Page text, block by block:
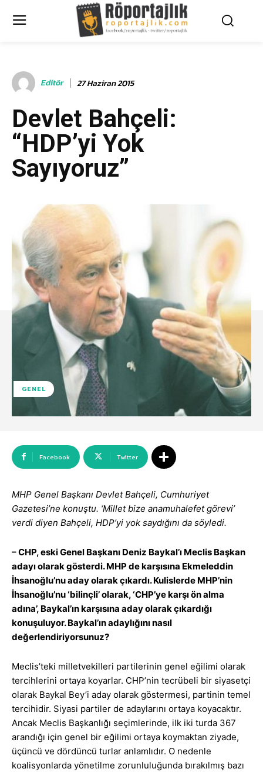
Editör 27 Haziran 2015
Devlet Bahçeli:
“HDP’yi Yok
Sayıyoruz”
GENEL
Facebook Twitter
MHP Genel Başkanı Devlet Bahçeli, Cumhuriyet
Gazetesi’ne konuştu. ‘Millet bize anamuhalefet görevi’
verdi diyen Bahçeli, HDP’yi yok saydığını da söyledi.
– CHP, eski Genel Başkanı Deniz Baykal’ı Meclis Başkan
adayı olarak gösterdi. MHP de karşısına Ekmeleddin
İhsanoğlu’nu aday olarak çıkardı. Kulislerde MHP’nin
İhsanoğlu’nu ‘bilinçli’ olarak, ‘CHP’ye karşı ön alma
adına’, Baykal’ın karşısına aday olarak çıkardığı
konuşuluyor. Baykal’ın adaylığını nasıl
değerlendiriyorsunuz?
Meclis’teki milletvekilleri partilerinin genel eğilimi olarak
tercihlerini ortaya koyarlar. CHP’nin tecrübeli bir siyasetçi
olarak Baykal Bey’i aday olarak göstermesi, partinin temel
tercihidir. Siyasi partiler de adaylarını ortaya koyacaktır.
Ancak Meclis Başkanlığı seçimlerinde, ilk iki turda 367
arandığı için genel bir eğilimi ortaya koymaktan ziyade,
üçüncü ve dördüncü turlar anlamlıdır. O nedenle
koalisyonlarda yönetilme zorunluluğunda bırakılmış bazı